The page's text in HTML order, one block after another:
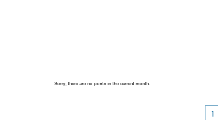
Sorry, there are no posts in the current month.
1